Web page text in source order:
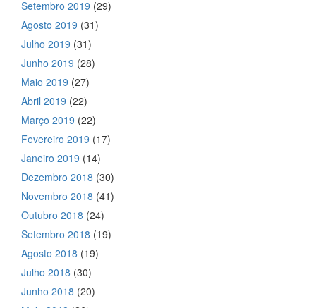
Setembro 2019 (29)
Agosto 2019 (31)
Julho 2019 (31)
Junho 2019 (28)
Maio 2019 (27)
Abril 2019 (22)
Março 2019 (22)
Fevereiro 2019 (17)
Janeiro 2019 (14)
Dezembro 2018 (30)
Novembro 2018 (41)
Outubro 2018 (24)
Setembro 2018 (19)
Agosto 2018 (19)
Julho 2018 (30)
Junho 2018 (20)